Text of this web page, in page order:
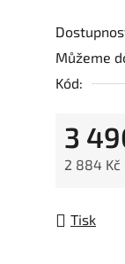
je
0,0
z
hvězdiček.
Můžeme
Kód:
3
2 884 Kč
Tisk